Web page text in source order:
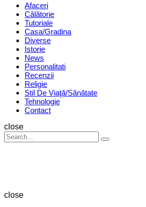
Menu Afaceri
Călătorie
Tutoriale
Casa/Gradina
Diverse
Istorie
News
Personalitati
Recenzii
Religie
Stil De Viaţă/Sănătate
Tehnologie
Contact
Search
close
Search
for:
Search
close